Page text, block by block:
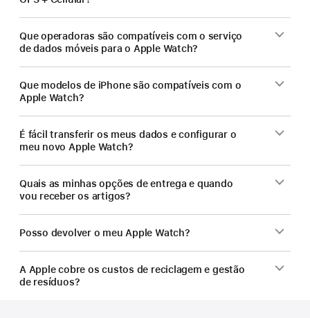
Que operadoras são compatíveis com o serviço
de dados móveis para o Apple Watch?
Que modelos de iPhone são compatíveis com o
Apple Watch?
É fácil transferir os meus dados e configurar o
meu novo Apple Watch?
Quais as minhas opções de entrega e quando
vou receber os artigos?
Posso devolver o meu Apple Watch?
A Apple cobre os custos de reciclagem e gestão
de resíduos?